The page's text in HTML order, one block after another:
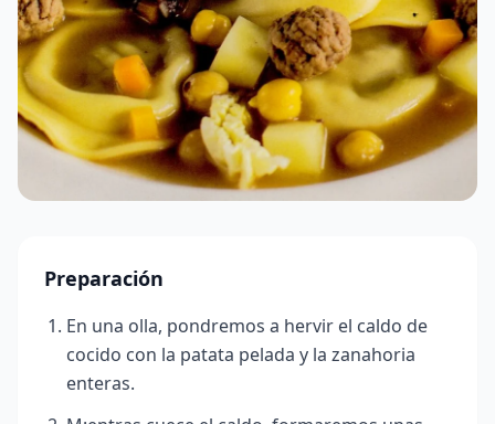
Preparación
En una olla, pondremos a hervir el caldo de
cocido con la patata pelada y la zanahoria
enteras.